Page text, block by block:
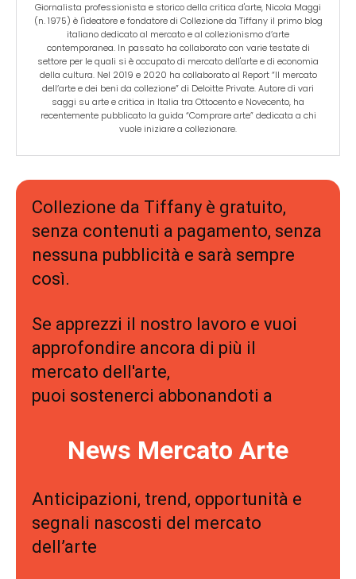
Giornalista professionista e storico della critica d'arte, Nicola Maggi
(n. 1975) è l'ideatore e fondatore di Collezione da Tiffany il primo blog
italiano dedicato al mercato e al collezionismo d’arte
contemporanea. In passato ha collaborato con varie testate di
settore per le quali si è occupato di mercato dell'arte e di economia
della cultura. Nel 2019 e 2020 ha collaborato al Report “Il mercato
dell’arte e dei beni da collezione” di Deloitte Private. Autore di vari
saggi su arte e critica in Italia tra Ottocento e Novecento, ha
recentemente pubblicato la guida “Comprare arte” dedicata a chi
vuole iniziare a collezionare.
Collezione da Tiffany è gratuito,
senza contenuti a pagamento, senza
nessuna pubblicità e sarà sempre
così.
Se apprezzi il nostro lavoro e vuoi
approfondire ancora di più il
mercato dell'arte,
puoi sostenerci abbonandoti a
News Mercato Arte
Anticipazioni, trend, opportunità e
segnali nascosti del mercato
dell’arte